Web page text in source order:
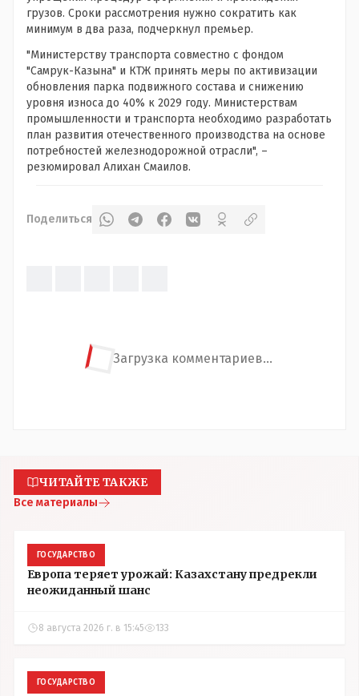
грузов. Сроки рассмотрения нужно сократить как
минимум в два раза, подчеркнул премьер.
"Министерству транспорта совместно с фондом
"Самрук-Казына" и КТЖ принять меры по активизации
обновления парка подвижного состава и снижению
уровня износа до 40% к 2029 году. Министерствам
промышленности и транспорта необходимо разработать
план развития отечественного производства на основе
потребностей железнодорожной отрасли", –
резюмировал Алихан Смаилов.
Поделиться
Загрузка комментариев...
ЧИТАЙТЕ ТАКЖЕ
Все материалы
ГОСУДАРСТВО
Европа теряет урожай: Казахстану предрекли
неожиданный шанс
8 августа 2026 г. в 15:45 133
ГОСУДАРСТВО